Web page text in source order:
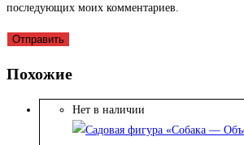
последующих моих комментариев.
Похожие
Нет в наличии